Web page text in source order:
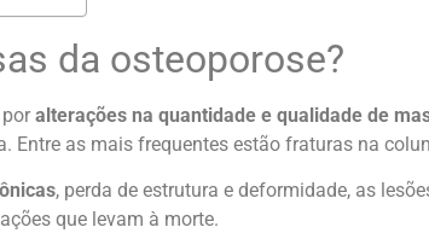
da osteoporose?
alterações na quantidade e qualidade de
Entre as mais frequentes estão fraturas na
, perda de estrutura e deformidade, as
que levam à morte.